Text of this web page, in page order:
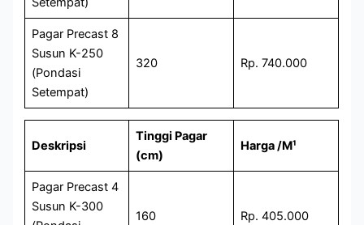
Pagar Precast 8
Susun K-250
(Pondasi
Setempat)
320 Rp. 740.000
Deskripsi
Tinggi Pagar
(cm)
Harga /M¹
Pagar Precast 4
Susun K-300
160 Rp. 405.000